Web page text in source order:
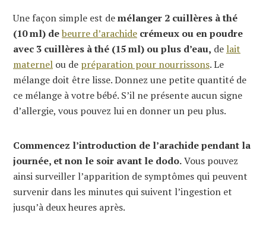
Une façon simple est demélanger 2 cuillères à thé
(10 ml) debeurre d’arachide crémeux ou en poudre
avec 3 cuillères à thé (15 ml) ou plus d’eau, de lait
maternel ou de préparation pour nourrissons. Le
mélange doit être lisse. Donnez une petite quantité de
ce mélange à votre bébé. S’il ne présente aucun signe
d’allergie, vous pouvez lui en donner un peu plus.
Commencez l’introduction de l’arachide pendant la
journée, et non le soir avant le dodo.Vous pouvez
ainsi surveiller l’apparition de symptômes qui peuvent
survenir dans les minutes qui suivent l’ingestion et
jusqu’à deux heures après.